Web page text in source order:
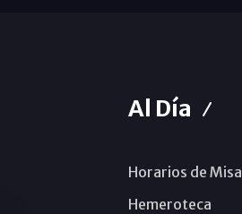
Al Día
Horarios de Misa
Hemeroteca